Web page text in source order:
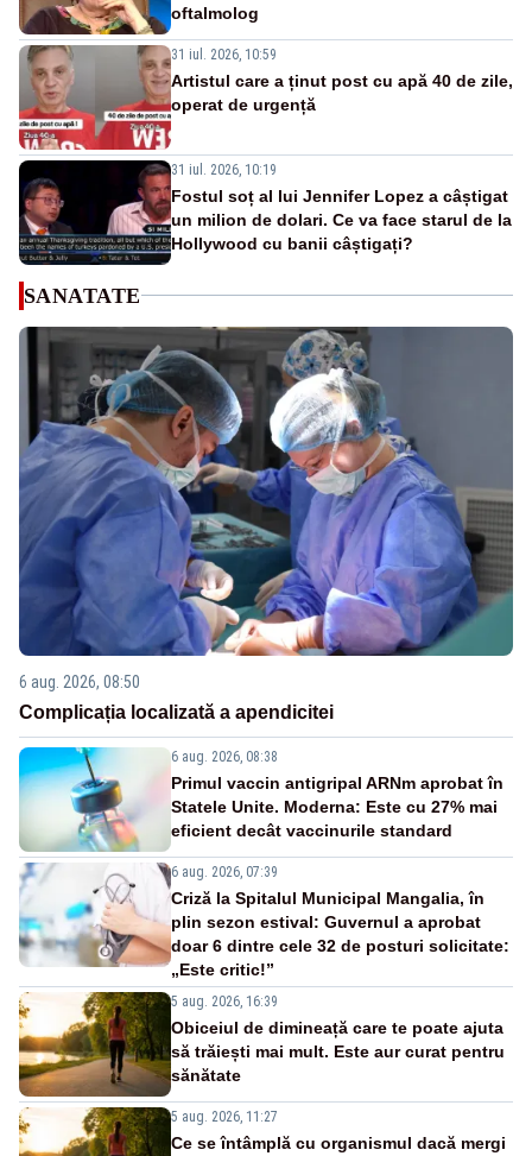
oftalmolog
31 iul. 2026, 10:59
Artistul care a ținut post cu apă 40 de zile,
operat de urgență
31 iul. 2026, 10:19
Fostul soț al lui Jennifer Lopez a câștigat
un milion de dolari. Ce va face starul de la
Hollywood cu banii câștigați?
SANATATE
6 aug. 2026, 08:50
Complicația localizată a apendicitei
6 aug. 2026, 08:38
Primul vaccin antigripal ARNm aprobat în
Statele Unite. Moderna: Este cu 27% mai
eficient decât vaccinurile standard
6 aug. 2026, 07:39
Criză la Spitalul Municipal Mangalia, în
plin sezon estival: Guvernul a aprobat
doar 6 dintre cele 32 de posturi solicitate:
„Este critic!”
5 aug. 2026, 16:39
Obiceiul de dimineață care te poate ajuta
să trăiești mai mult. Este aur curat pentru
sănătate
5 aug. 2026, 11:27
Ce se întâmplă cu organismul dacă mergi